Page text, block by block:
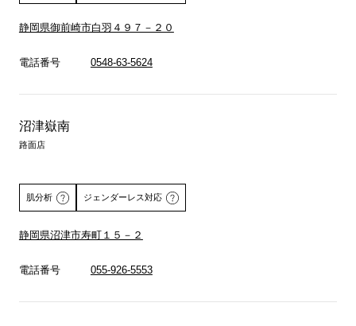
静岡県御前崎市白羽４９７－２０
電話番号 0548-63-5624
沼津嶽南
路面店
肌分析 ジェンダーレス対応
静岡県沼津市寿町１５－２
電話番号 055-926-5553